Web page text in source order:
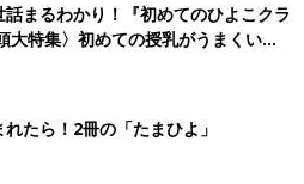
まるわかり！『初めてのひよこクラ
大特集〉初めての授乳がうまくい
ミルクの基本と夏のトラブル 解決テ
たら！2冊の「たまひよ」